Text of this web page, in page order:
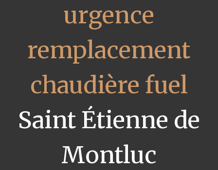
urgence
remplacement
chaudière fuel
Saint Étienne de
Montluc